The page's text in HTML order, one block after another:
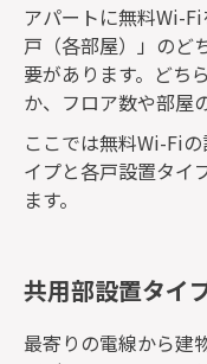
アパートに無料Wi-
戸（各部屋）」のど
要があります。どち
か、フロア数や部屋
ここでは無料Wi-Fi
イプと各戸設置タイ
ます。
共用部設置タイ
最寄りの電線から建